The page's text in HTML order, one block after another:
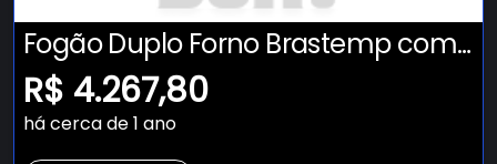
Fogão Duplo Forno Brastemp com
Tecnologia Air Fryer Pro - BFD5LAE
R$ 4.267,80
há cerca de 1 ano